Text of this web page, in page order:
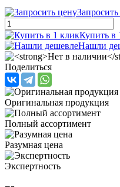
Купить в
Нашли
Поделиться
Оригинальная продукция
Полный ассортимент
Разумная цена
Экспертность